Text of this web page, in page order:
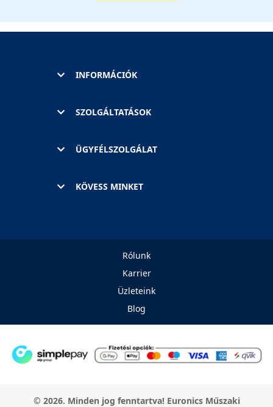
INFORMÁCIÓK
SZOLGÁLTATÁSOK
ÜGYFÉLSZOLGÁLAT
KÖVESS MINKET
Rólunk
Karrier
Üzleteink
Blog
© 2026. Minden jog fenntartva! Euronics Műszaki